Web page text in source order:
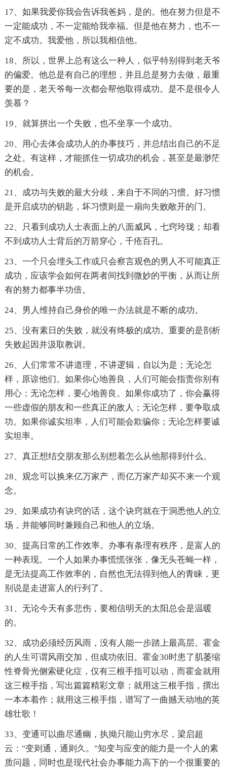
17、如果我爱你我会告诉我爸妈，是的。他在努力但是不
一定能成功，不一定能给我幸福。但是他在努力，也不一
定不成功。我爱他，所以我相信他。
18、所以，世界上总有这么一种人，似乎特别得到老天爷
的偏爱。他总是有自己的理想，并且总是努力去做，最重
要的是，老天爷每一次都会帮他取得成功。是不是很令人
羡慕？
19、就算拼出一个失败，也不坐享一个成功。
20、用心去体会成功人的办事技巧，并总结出自己的不足
之处。有这样，才能抓住一切成功的机会，甚至是最渺茫
的机会。
21、成功与失败的最大分歧，来自于不同的习惯。好习惯
是开启成功的钥匙，坏习惯则是一扇向失败敞开的门。
22、只看到成功人士表面上的八面威风，七窍玲珑；却看
不到成功人士背后的万箭穿心，千疮百孔。
23、一个只会埋头工作或只会察言观色的男人不可能真正
成功，应该学会如何在两者间找到微妙的平衡，从而让所
有的努力都事半功倍。
24、男人维持自己身价的唯一办法就是不断的成功。
25、没有素日的失败，就没有终极的成功。重要的是剖析
失败起因并汲取教训。
26、人们常常不讲道理，不讲逻辑，自以为是；无论怎
样，原谅他们。如果你心地善良，人们可能会指责你别有
用心；无论怎样，要心地善良。如果你成功了，你会赢得
一些虚假的朋友和一些真正的敌人；无论怎样，要争取成
功。如果你诚实坦率，人们可能会欺骗你；无论怎样要诚
实坦率。
27、真正想结交朋友那么别想着怎么从他那得到什么。
28、观念可以换来亿万家产，而亿万家产却买不来一个观
念。
29、如果成功有诀窍的话，这个诀窍就在于洞悉他人的立
场，并能够同时兼顾自己和他人的立场。
30、提高日常的工作效率。办事有条理有秩序，是富人的
一种表现。一个人如果办事慌慌张张，像无头苍蝇一样，
是无法提高工作效率的，自然也无法得到他人的青睐，更
别说是走进富人的行列了。
31、无论今天有多悲伤，要相信明天的太阳总会是温暖
的。
32、成功必须经历风雨，没有人能一步踏上最高层。霍金
的人生可谓风雨交加，但成功依旧。霍金30时患了肌萎缩
性脊骨光侧索硬化症，仅有三根手指可以动，而霍金就用
这三根手指，写出篇篇精彩文章；就用这三根手指，撰出
一本本着作；就用这三根手指，谱写了一曲撼天动地的英
雄壮歌！
33、变通可以曲尽通幽，执拗只能山穷水尽，梁启超
云："变则通，通则久。"知变与应变的能力是一个人的素
质问题，同时也是现代社会办事能力高下的一个很重要的